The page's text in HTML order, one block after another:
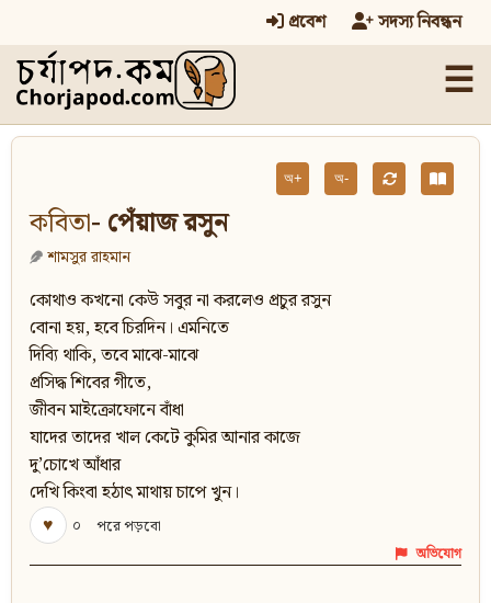
প্রবেশ সদস্য নিবন্ধন
☰
অ+ অ-
কবিতা- পেঁয়াজ রসুন
শামসুর রাহমান
কোথাও কখনো কেউ সবুর না করলেও প্রচুর রসুন
বোনা হয়, হবে চিরদিন। এমনিতে
দিব্যি থাকি, তবে মাঝে-মাঝে
প্রসিদ্ধ শিবের গীতে,
জীবন মাইক্রোফোনে বাঁধা
যাদের তাদের খাল কেটে কুমির আনার কাজে
দু’চোখে আঁধার
দেখি কিংবা হঠাৎ মাথায় চাপে খুন।
♥
০ পরে পড়বো
অভিযোগ